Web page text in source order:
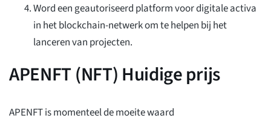
Word een geautoriseerd platform voor digitale activa
in het blockchain-netwerk om te helpen bij het
lanceren van projecten.
APENFT (NFT) Huidige prijs
APENFT is momenteel de moeite waard